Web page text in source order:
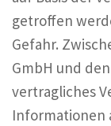
getroffen
Gefahr.
GmbH und
vertragliches
Informationen